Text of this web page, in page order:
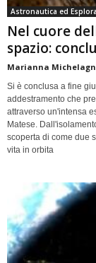
Astronautica ed
Nel cuore
spazio:
Marianna
Si è conclusa a fine
addestramento che
attraverso un'intensa
Matese.
scoperta di come due
vita in orbita